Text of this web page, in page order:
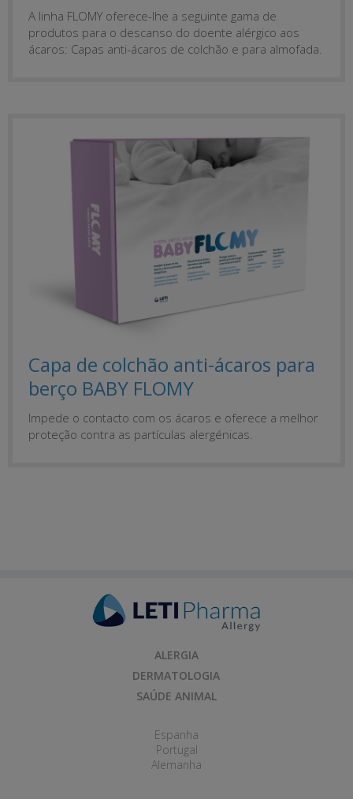
A linha FLOMY oferece-lhe a seguinte gama de
produtos para o descanso do doente alérgico aos
ácaros: Capas anti-ácaros de colchão e para almofada.
Capa de colchão anti-ácaros para
berço BABY FLOMY
Impede o contacto com os ácaros e oferece a melhor
proteção contra as partículas alergénicas.
ALERGIA
DERMATOLOGIA
SAÚDE ANIMAL
Espanha
Portugal
Alemanha